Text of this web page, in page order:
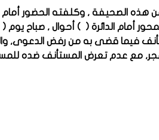
من هذه الصحيفة , وكلفته الحضور
أمام الدائرة ( ) أحوال , صباح
فيما قضى به من رفض الدعوى,
مع عدم تعرض المستأنف ضده